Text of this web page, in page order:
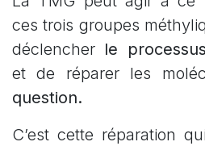
ces trois groupes
déclencher le
et de réparer les
question.
C’est cette réparation